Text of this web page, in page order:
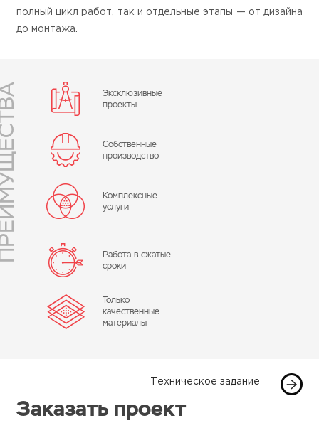
полный цикл работ, так и отдельные этапы — от дизайна
до монтажа.
Эксклюзивные
проекты
Собственные
производство
Комплексные
услуги
Работа в сжатые
сроки
Только
качественные
материалы
Заказать проект
Техническое задание